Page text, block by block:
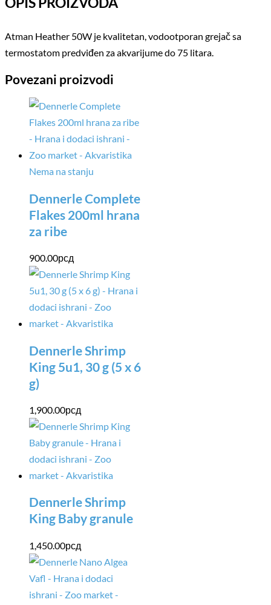
Atman Heather 50W je kvalitetan, vodootporan grejač sa
termostatom predviđen za akvarijume do 75 litara.
Povezani proizvodi
Nema na stanju
Dennerle Complete
Flakes 200ml hrana
za ribe
900.00рсд
Dennerle Shrimp
King 5u1, 30 g (5 x 6
g)
1,900.00рсд
Dennerle Shrimp
King Baby granule
1,450.00рсд